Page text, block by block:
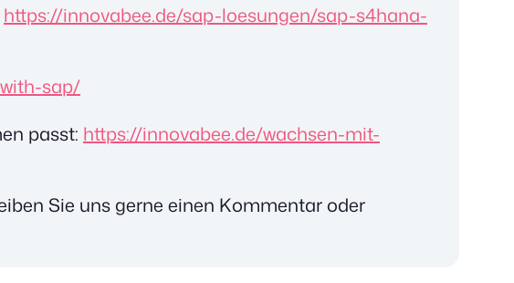
https://innovabee.de/sap-loesungen/sap-s4hana-
sap/
passt: https://innovabee.de/wachsen-mit-
Sie uns gerne einen Kommentar oder